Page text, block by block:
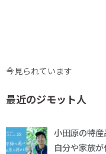
今見られています
最近のジモット人
小田原の特
自分や家族が